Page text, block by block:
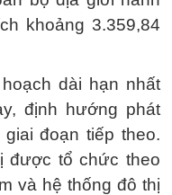
khoảng 3.359,84
dài hạn nhất
định hướng phát
đoạn tiếp theo.
được tổ chức theo
và hệ thống đô thị